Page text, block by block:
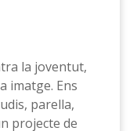
la joventut,
imatge. Ens
parella,
projecte de